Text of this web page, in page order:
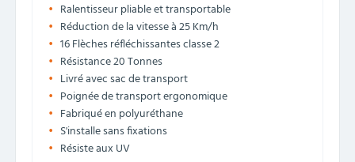
Ralentisseur pliable et transportable
Réduction de la vitesse à 25 Km/h
16 Flèches réfléchissantes classe 2
Résistance 20 Tonnes
Livré avec sac de transport
Poignée de transport ergonomique
Fabriqué en polyuréthane
S'installe sans fixations
Résiste aux UV